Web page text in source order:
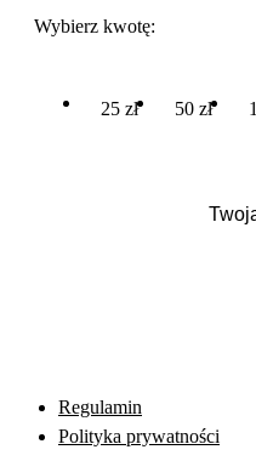
Wybierz kwotę:
25 zł 50 zł
Regulamin
Polityka prywatności